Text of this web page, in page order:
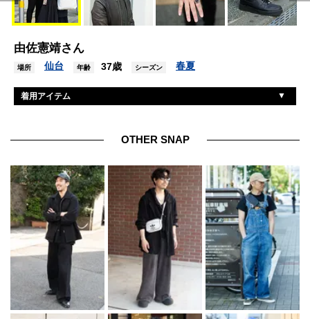
由佐憲靖さん
場所 仙台 年齢 37歳 シーズン 春夏
着用アイテム
シューズ ナイキ
帽子 ビームス
アクセサリー 不明
腕時計 アップル
OTHER SNAP